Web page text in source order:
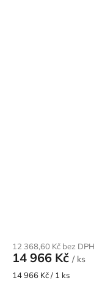
12 368,60 Kč bez DPH
14 966 Kč / ks
Měrná
14 966 Kč / 1 ks